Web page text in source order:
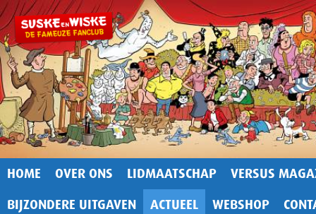
HOME OVER ONS LIDMAATSCHAP
VERSUS
BIJZONDERE UITGAVEN
ACTUEEL WEBSHOP